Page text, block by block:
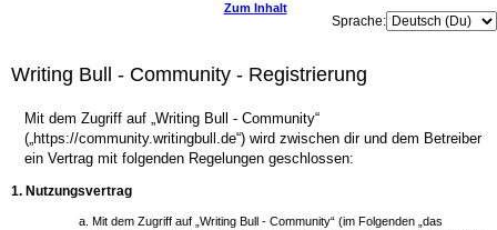
u
e
Zum Inhalt
Sprache:
Writing Bull - Community - Registrierung
Mit dem Zugriff auf „Writing Bull - Community“
(„https://community.writingbull.de“) wird zwischen dir und dem Betreiber
ein Vertrag mit folgenden Regelungen geschlossen:
1. Nutzungsvertrag
Mit dem Zugriff auf „Writing Bull - Community“ (im Folgenden „das